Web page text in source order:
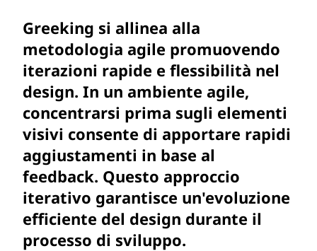
Greeking si allinea alla
metodologia agile promuovendo
iterazioni rapide e flessibilità nel
design. In un ambiente agile,
concentrarsi prima sugli elementi
visivi consente di apportare rapidi
aggiustamenti in base al
feedback. Questo approccio
iterativo garantisce un'evoluzione
efficiente del design durante il
processo di sviluppo.